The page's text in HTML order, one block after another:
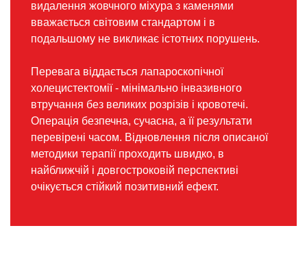
видалення жовчного міхура з каменями
вважається світовим стандартом і в
подальшому не викликає істотних порушень.
Перевага віддається лапароскопічної
холецистектомії - мінімально інвазивного
втручання без великих розрізів і кровотечі.
Операція безпечна, сучасна, а її результати
перевірені часом. Відновлення після описаної
методики терапії проходить швидко, в
найближчій і довгостроковій перспективі
очікується стійкий позитивний ефект.